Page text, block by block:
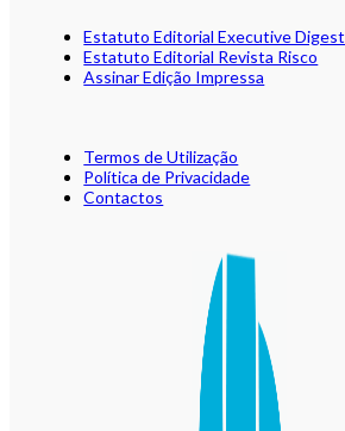
Estatuto Editorial Executive Digest
Estatuto Editorial Revista Risco
Assinar Edição Impressa
Termos de Utilização
Política de Privacidade
Contactos